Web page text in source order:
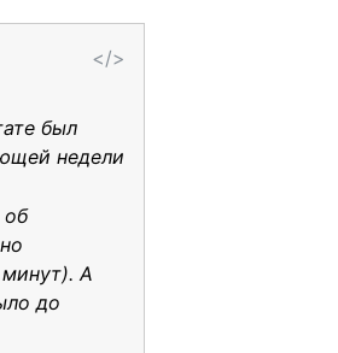
</>
был
недели
об
А
до